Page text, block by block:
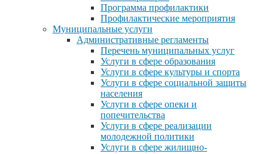
Программа профилактики
Профилактические мероприятия
Муниципальные услуги
Административные регламенты
Перечень муниципальных услуг
Услуги в сфере образования
Услуги в сфере культуры и спорта
Услуги в сфере социальной защиты
населения
Услуги в сфере опеки и
попечительства
Услуги в сфере реализации
молодежной политики
Услуги в сфере жилищно-